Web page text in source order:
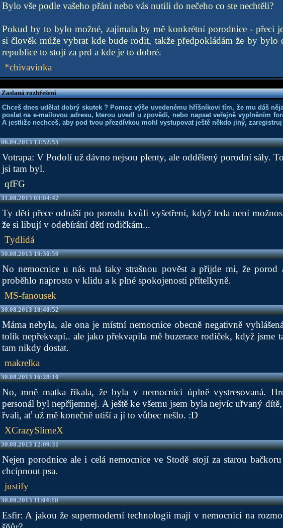
Bylo vše podle vašeho přání nebo vás nutili do nečeho co ste nechtěli?
Pokud by to bylo možné, zajímala by mě konkrétní porodnice - přeci
si člověk může vybrat kde bude rodit, takže předpokládám že by bylo
republice to stojí za prd a kde je to dobré.
*chivavinka
Zaslaná rozhřešení
Chceš dnes udělat dobrý skutek ? Pomoz výše uvedenému hříšníkovi tím, že mu dáš
poslat na e-mailovou adresu, kterou uvedl u zpovědi, nebo napsat veřejně vyplněním
A jestliže nechceš, aby pod tvou přezdívkou mohl vystupovat ještě někdo jiný,
06.09.2013 13:52:55
Votrapa: V Podolí už dávno nejsou plenty, ale oddělený porodní sály.
jsi tam byl.
qfFG
31.08.2013 03:04:42
Ty děti přece odnáší po porodu kvůli vyšetření, když teda není
že si libují v odebírání dětí rodičkám...
Tydlidá
30.08.2013 19:30:59
No nemocnice u nás má taky strašnou pověst a přijde mi, že porod
proběhlo naprosto v klidu a k plné spokojenosti přítelkyně.
MS-fanousek
30.08.2013 18:40:52
Máma nebyla, ale ona je místní nemocnice obecně negativně
tolik nepřekvapí.. ale jako překvapila mě buzerace rodiček, když jsme
tam nikdy dostat.
makrelka
30.08.2013 16:28:10
No, mně matka říkala, že byla v nemocnici úplně vystresovaná.
personál byl nepříjemnej. A ještě ke všemu jsem byla nejvíc uřvaný
řvali, ať už mě konečně utiší a jí to vůbec nešlo. :D
XCrazySlimeX
30.08.2013 12:09:31
Nejen porodnice ale i celá nemocnice ve Stodě stojí za starou
chcípnout psa.
justify
30.08.2013 11:04:18
Esfir: A jakou že supermoderní technologii mají v nemocnici na